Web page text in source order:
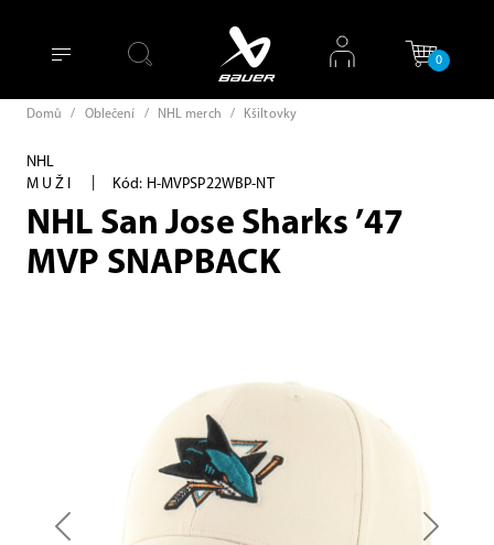
0
Domů / Oblečení / NHL merch / Kšiltovky
NHL
MUŽI
Kód: H-MVPSP22WBP-NT
NHL San Jose Sharks ’47
MVP SNAPBACK
Previous Next